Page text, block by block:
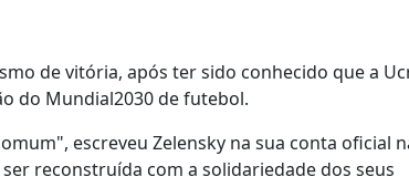
de vitória, após ter sido conhecido que a
do Mundial2030 de futebol.
escreveu Zelensky na sua conta oficial
reconstruída com a solidariedade dos seus